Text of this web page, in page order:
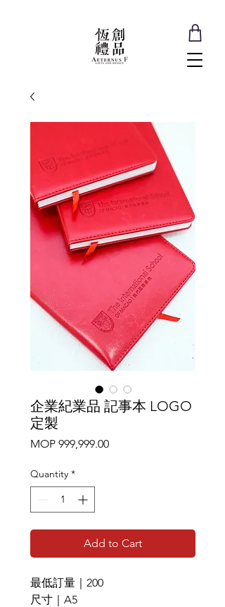
企業紀業品 記事本 LOGO
定製
MOP 999,999.00Price
Quantity *
Add to Cart
最低訂量｜200
尺寸｜A5